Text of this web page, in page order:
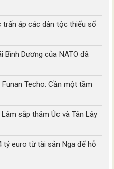
áp các dân tộc thiểu số
Bình Dương của NATO đã
Techo: Cần một tầm
sắp thăm Úc và Tân Lây
tỷ euro từ tài sản Nga để hỗ